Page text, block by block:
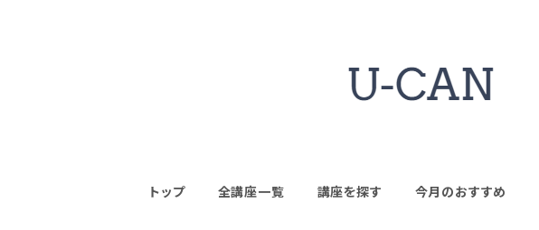
トップ 全講座一覧 講座を探す 今月のおすすめ